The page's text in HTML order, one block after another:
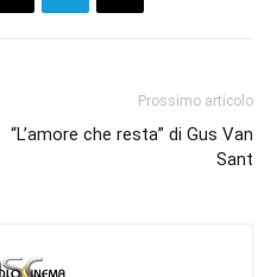
Prossimo articolo
“L’amore che resta” di Gus Van
Sant